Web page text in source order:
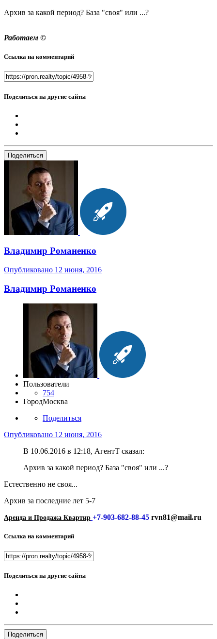
Архив за какой период? База "своя" или ...?
Работаем ©
Ссылка на комментарий
Поделиться на другие сайты
Поделиться
Владимир Романенко
Опубликовано 12 июня, 2016
Владимир Романенко
Пользователи
754
ГородМосква
Поделиться
Опубликовано 12 июня, 2016
В 10.06.2016 в 12:18, АгентТ сказал:
Архив за какой период? База "своя" или ...?
Естественно не своя...
Архив за последние лет 5-7
Аренда и Продажа Квартир +7-903-682-88-45 rvn81@mail.ru
Ссылка на комментарий
Поделиться на другие сайты
Поделиться